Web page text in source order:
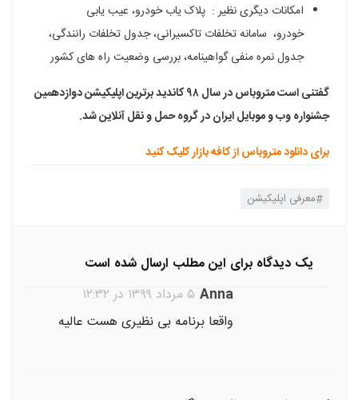
امکانات دیگری نظیر : پلاک یاب خودرو، عیب یابی
خودرو، سامانه تخلفات تاکسیرانی، جدول تخلفات رانندگی،
جدول نمره منفی گواهینامه، بررسی وضعیت راه های کشور
گفتنی است متروباس در سال ۹۸ کاندید برترین اپلیکیشن دوازدهمین
جشنواره وب و موبایل ایران در گروه حمل و نقل آنلاین شد.
برای دانلود متروباس از کافه بازار کلیک کنید
معرفی اپلیکیشن
یک دیدگاه برای این مطلب ارسال شده است
Anna ۵ مرداد ۱۳۹۹ در ۱۲:۳۲
واقعا برنامه بی نظیری هست عالیه